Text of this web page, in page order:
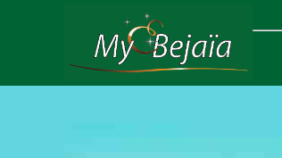
My Bejaia.com - le portail de la ville de Bejaïa